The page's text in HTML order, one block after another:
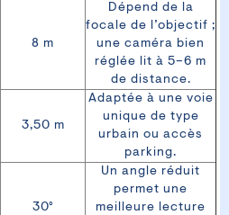
8 m
Dépend de la
focale de l’objectif ;
une caméra bien
réglée lit à 5–6 m
de distance.
3,50 m
Adaptée à une voie
unique de type
urbain ou accès
parking.
30°
Un angle réduit
permet une
meilleure lecture